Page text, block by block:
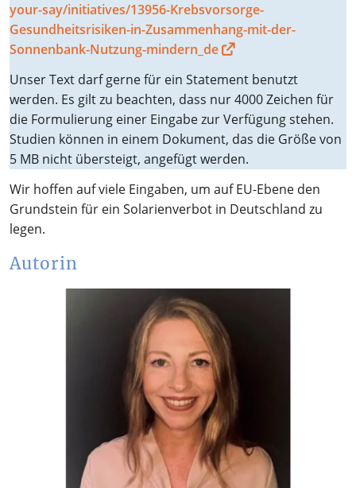
your-say/initiatives/13956-Krebsvorsorge-
Gesundheitsrisiken-in-Zusammenhang-mit-der-
Sonnenbank-Nutzung-mindern_de
Unser Text darf gerne für ein Statement benutzt
werden. Es gilt zu beachten, dass nur 4000 Zeichen für
die Formulierung einer Eingabe zur Verfügung stehen.
Studien können in einem Dokument, das die Größe von
5 MB nicht übersteigt, angefügt werden.
Wir hoffen auf viele Eingaben, um auf EU-Ebene den
Grundstein für ein Solarienverbot in Deutschland zu
legen.
Autorin